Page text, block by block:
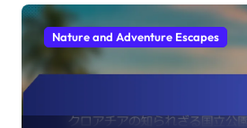
Nature and Adventure Escapes